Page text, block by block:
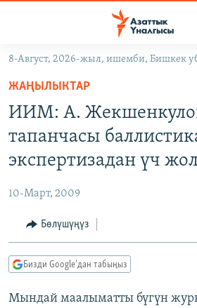
Навигацияга
өтүңүз
Издөөгө
салыңыз
МАДАНИЯТ
ТВ ПРОГРАММАЛАР
БҮГҮН АЗАТТЫКТА
ДАНИСТЕ
ПОДКАСТ
8-Август, 2026-жыл, ишемби, Бишкек
ЖАҢЫЛЫКТАР
ИИМ: А.
тапанчасы
экспертизадан үч
10-Март, 2009
Бөлүшүңүз
Бизди Google'дан табыңыз
Мындай маалыматты бүгүн